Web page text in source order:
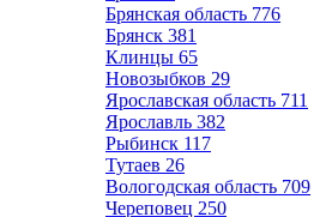
Брянская область 776
Брянск 381
Клинцы 65
Новозыбков 29
Ярославская область 711
Ярославль 382
Рыбинск 117
Тутаев 26
Вологодская область 709
Череповец 250